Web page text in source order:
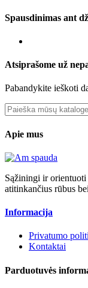
Spausdinimas ant
Atsiprašome už
Pabandykite ieškoti
Apie mus
Sąžiningi ir
atitinkančius rūbus
Informacija
Privatumo
Kontaktai
Parduotuvės